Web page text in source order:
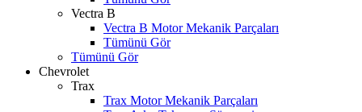
Vectra B
Vectra B Motor Mekanik Parçaları
Tümünü Gör
Tümünü Gör
Chevrolet
Trax
Trax Motor Mekanik Parçaları